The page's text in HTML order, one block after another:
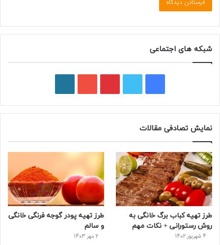
شبکه های اجتماعی
نمایش تصادفی مقالات
طرز تهیه کباب برگ خانگی به
روش رستورانی + نکات مهم
4 شهریور 1402
طرز تهیه پودر گوجه فرنگی خانگی
و سالم
2 مهر 1403